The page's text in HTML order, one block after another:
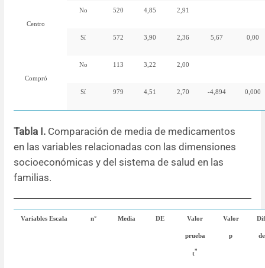
Centro
No 520 4,85 2,91
Sí 572 3,90 2,36 5,67 0,00
Compró
No 113 3,22 2,00
Sí 979 4,51 2,70 -4,894 0,000
Tabla I. Comparación de media de medicamentos
en las variables relacionadas con las dimensiones
socioeconómicas y del sistema de salud en las
familias.
Variables Escala n° Media DE Valor
prueba
t*
Valor
p